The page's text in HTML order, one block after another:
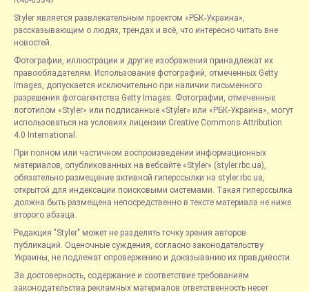
Styler является развлекательным проектом «РБК-Украина»,
рассказывающим о людях, трендах и всё, что интересно читать вне
новостей.
Фотографии, иллюстрации и другие изображения принадлежат их
правообладателям. Использование фотографий, отмеченных Getty
Images, допускается исключительно при наличии письменного
разрешения фотоагентства Getty Images. Фотографии, отмеченные
логотипом «Styler» или подписанные «Styler» или «РБК-Украина», могут
использоваться на условиях лицензии Creative Commons Attribution
4.0 International.
При полном или частичном воспроизведении информационных
материалов, опубликованных на вебсайте «Styler» (styler.rbc.ua),
обязательно размещение активной гиперссылки на styler.rbc.ua,
открытой для индексации поисковыми системами. Такая гиперссылка
должна быть размещена непосредственно в тексте материала не ниже
второго абзаца.
Редакция "Styler" может не разделять точку зрения авторов
публикаций. Оценочные суждения, согласно законодательству
Украины, не подлежат опровержению и доказыванию их правдивости.
За достоверность, содержание и соответствие требованиям
законодательства рекламных материалов ответственность несет